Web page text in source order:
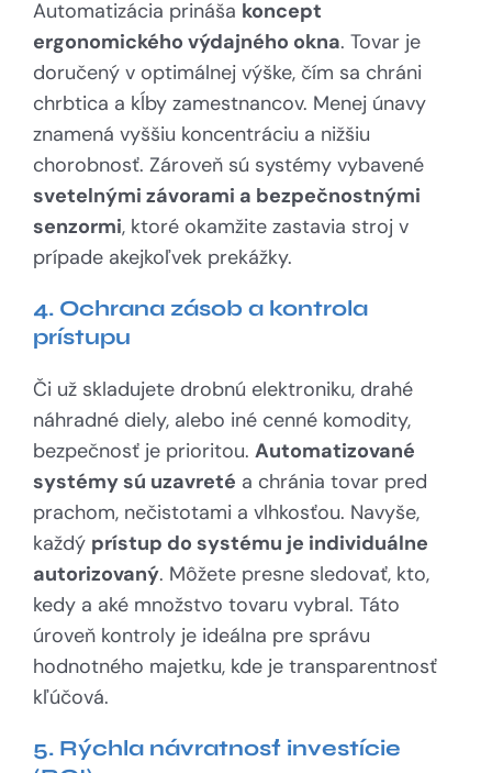
Automatizácia prináša koncept
ergonomického výdajného okna. Tovar je
doručený v optimálnej výške, čím sa chráni
chrbtica a kĺby zamestnancov. Menej únavy
znamená vyššiu koncentráciu a nižšiu
chorobnosť. Zároveň sú systémy vybavené
svetelnými závorami a bezpečnostnými
senzormi, ktoré okamžite zastavia stroj v
prípade akejkoľvek prekážky.
4. Ochrana zásob a kontrola
prístupu
Či už skladujete drobnú elektroniku, drahé
náhradné diely, alebo iné cenné komodity,
bezpečnosť je prioritou. Automatizované
systémy sú uzavreté a chránia tovar pred
prachom, nečistotami a vlhkosťou. Navyše,
každý prístup do systému je individuálne
autorizovaný. Môžete presne sledovať, kto,
kedy a aké množstvo tovaru vybral. Táto
úroveň kontroly je ideálna pre správu
hodnotného majetku, kde je transparentnosť
kľúčová.
5. Rýchla návratnosť investície